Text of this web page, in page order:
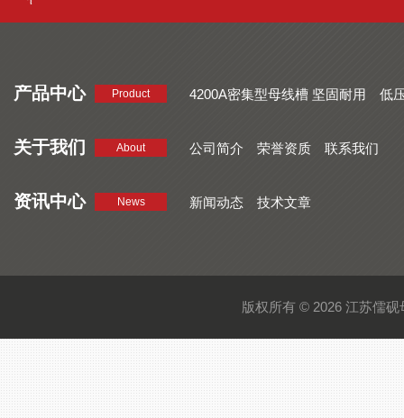
产品中心 Product 4200A密集型母线槽 坚固耐用
低
关于我们 About 公司简介 荣誉资质 联系我们
资讯中心 News 新闻动态 技术文章
版权所有 © 2026 江苏儒